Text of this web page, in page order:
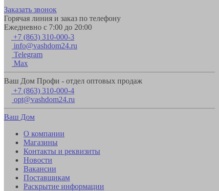
Заказать звонок
Горячая линия и заказ по телефону
Ежедневно с 7:00 до 20:00
+7 (863) 310-000-3
info@vashdom24.ru
Telegram
Max
Ваш Дом Профи - отдел оптовых продаж
+7 (863) 310-000-4
opt@vashdom24.ru
Ваш Дом
О компании
Магазины
Контакты и реквизиты
Новости
Вакансии
Поставщикам
Раскрытие информации